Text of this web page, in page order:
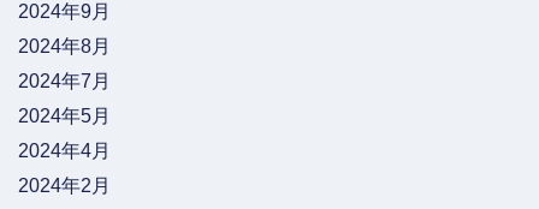
2024年9月
2024年8月
2024年7月
2024年5月
2024年4月
2024年2月